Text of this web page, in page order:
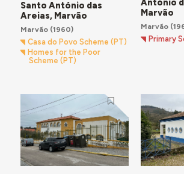
Santo António das
Areias, Marvão
Marvão(1960)
Casa do Povo Scheme (PT)
Homes for the Poor
Scheme (PT)
António
Marvão
Marvão
Primary